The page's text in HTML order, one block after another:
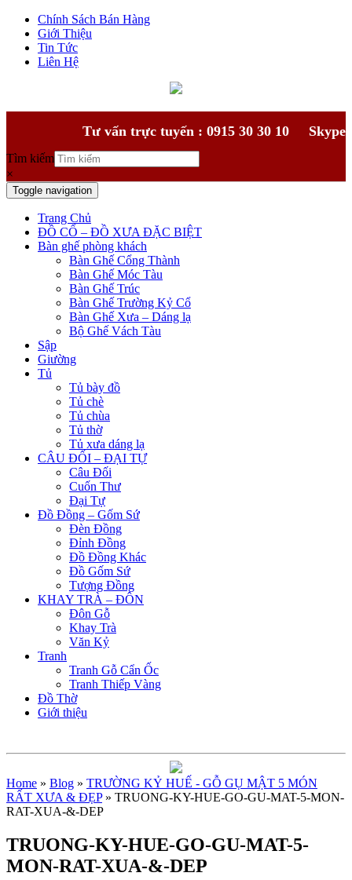
Chính Sách Bán Hàng
Giới Thiệu
Tin Tức
Liên Hệ
Tư vấn trực tuyến : 0915 30 30 10 Skype
Tìm kiếm
×
Toggle navigation
Trang Chủ
ĐỒ CỔ – ĐỒ XƯA ĐẶC BIỆT
Bàn ghế phòng khách
Bàn Ghế Cổng Thành
Bàn Ghế Móc Tàu
Bàn Ghế Trúc
Bàn Ghế Trường Kỷ Cổ
Bàn Ghế Xưa – Dáng lạ
Bộ Ghế Vách Tàu
Sập
Giường
Tủ
Tủ bày đồ
Tủ chè
Tủ chùa
Tủ thờ
Tủ xưa dáng lạ
CÂU ĐỐI – ĐẠI TỰ
Câu Đối
Cuốn Thư
Đại Tự
Đồ Đồng – Gốm Sứ
Đèn Đồng
Đỉnh Đồng
Đồ Đồng Khác
Đồ Gốm Sứ
Tượng Đồng
KHAY TRÀ – ĐÔN
Đôn Gỗ
Khay Trà
Văn Kỷ
Tranh
Tranh Gỗ Cẩn Ốc
Tranh Thiếp Vàng
Đồ Thờ
Giới thiệu
Home » Blog » TRƯỜNG KỶ HUẾ - GỖ GỤ MẬT 5 MÓN
RẤT XƯA & ĐẸP» TRUONG-KY-HUE-GO-GU-MAT-5-MON-
RAT-XUA-&-DEP
TRUONG-KY-HUE-GO-GU-MAT-5-
MON-RAT-XUA-&-DEP